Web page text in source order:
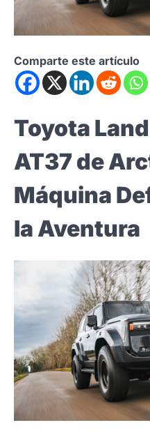
Comparte este artículo
Toyota
AT37 de
Máquina
la Aventura